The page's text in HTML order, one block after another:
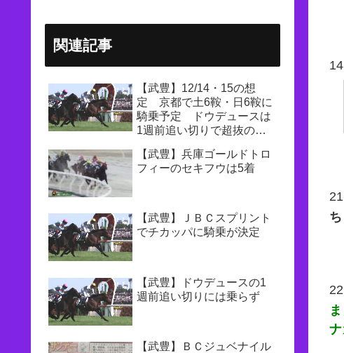
関連記事
【武豊】12/14・15の想
定 京都で土6鞍・日6鞍に
騎乗予定 ドウデュースは
1週前追い切りで超抜の動
ローチェは『当日、集中で
きているかどうかがカギに
【武豊】兵庫ゴールドトロ
フィーのセキフウは5着
【武豊】ＪＢＣスプリント
でチカッパに騎乗が決定
【武豊】ドウデュースの1
週前追い切りには乗らず
【武豊】ＢＣジュベナイル